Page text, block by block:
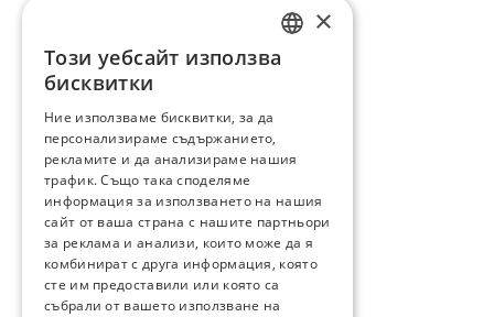
×
Този уебсайт използва
бисквитки
Ние използваме бисквитки, за да
персонализираме съдържанието,
рекламите и да анализираме нашия
трафик. Също така споделяме
информация за използването на нашия
сайт от ваша страна с нашите партньори
за реклама и анализи, които може да я
комбинират с друга информация, която
сте им предоставили или която са
събрали от вашето използване на